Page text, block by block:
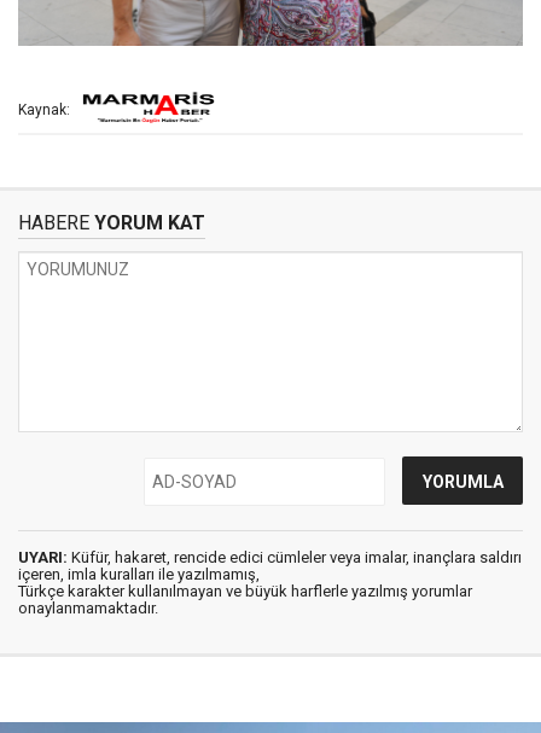
Kaynak:
HABERE YORUM KAT
UYARI: Küfür, hakaret, rencide edici cümleler veya imalar, inançlara saldırı
içeren, imla kuralları ile yazılmamış,
Türkçe karakter kullanılmayan ve büyük harflerle yazılmış yorumlar
onaylanmamaktadır.